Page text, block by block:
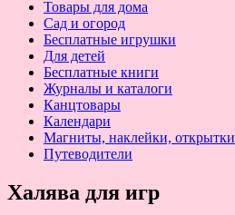
Товары для дома
Сад и огород
Бесплатные игрушки
Для детей
Бесплатные книги
Журналы и каталоги
Канцтовары
Календари
Магниты, наклейки, открытки
Путеводители
Халява для игр